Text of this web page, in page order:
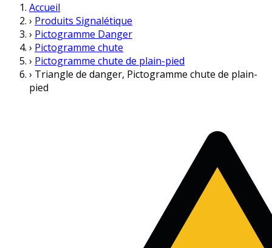
Accueil
› Produits Signalétique
› Pictogramme Danger
› Pictogramme chute
› Pictogramme chute de plain-pied
› Triangle de danger, Pictogramme chute de plain-
pied